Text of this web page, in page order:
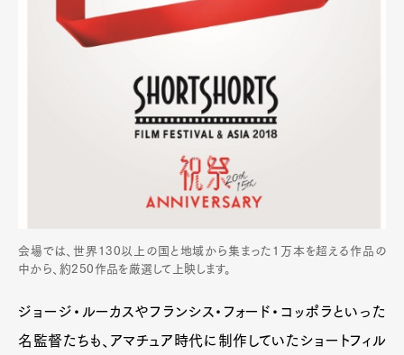
会場では、世界130以上の国と地域から集まった1万本を超える作品の
中から、約250作品を厳選して上映します。
ジョージ・ルーカスやフランシス・フォード・コッポラといった
名監督たちも、アマチュア時代に制作していたショートフィル